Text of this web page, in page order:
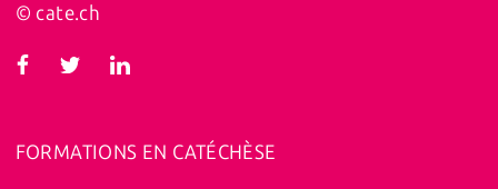
© cate.ch
FORMATIONS EN CATÉCHÈSE